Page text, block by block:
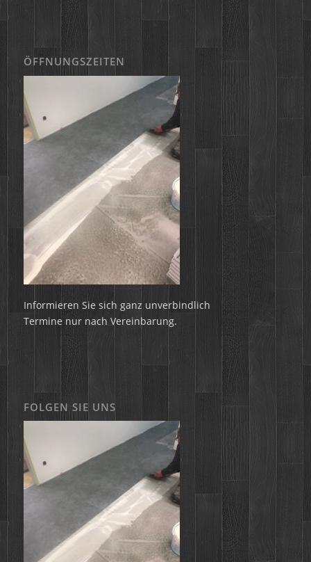
ÖFFNUNGSZEITEN
Informieren Sie sich ganz unverbindlich
Termine nur nach Vereinbarung.
FOLGEN SIE UNS